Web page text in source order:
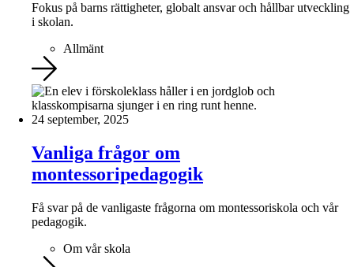
Fokus på barns rättigheter, globalt ansvar och hållbar utveckling
i skolan.
Allmänt
24 september, 2025
Vanliga frågor om
montessoripedagogik
Få svar på de vanligaste frågorna om montessoriskola och vår
pedagogik.
Om vår skola